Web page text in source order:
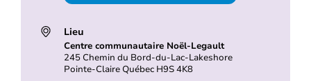
Lieu
Centre communautaire Noël-Legault
245 Chemin du Bord-du-Lac-Lakeshore
Pointe-Claire Québec H9S 4K8